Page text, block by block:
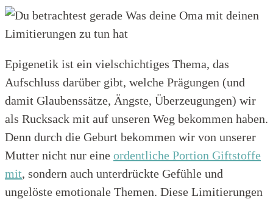
Epigenetik ist ein vielschichtiges Thema, das
Aufschluss darüber gibt, welche Prägungen (und
damit Glaubenssätze, Ängste, Überzeugungen) wir
als Rucksack mit auf unseren Weg bekommen haben.
Denn durch die Geburt bekommen wir von unserer
Mutter nicht nur eine ordentliche Portion Giftstoffe
mit, sondern auch unterdrückte Gefühle und
ungelöste emotionale Themen. Diese Limitierungen